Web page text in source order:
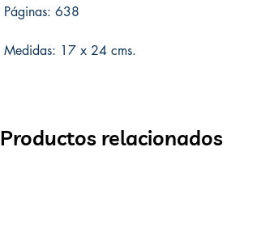
Páginas: 638
Medidas: 17 x 24 cms.
Productos relacionados